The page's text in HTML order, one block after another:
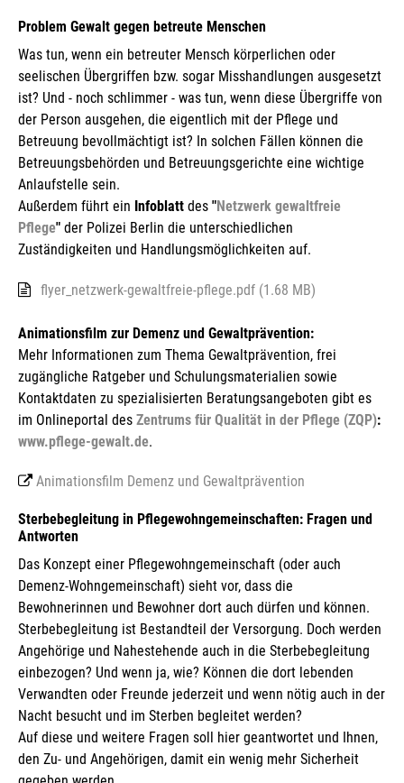
Problem Gewalt gegen betreute Menschen
Was tun, wenn ein betreuter Mensch körperlichen oder
seelischen Übergriffen bzw. sogar Misshandlungen ausgesetzt
ist? Und - noch schlimmer - was tun, wenn diese Übergriffe von
der Person ausgehen, die eigentlich mit der Pflege und
Betreuung bevollmächtigt ist? In solchen Fällen können die
Betreuungsbehörden und Betreuungsgerichte eine wichtige
Anlaufstelle sein.
Außerdem führt ein Infoblatt des "Netzwerk gewaltfreie
Pflege" der Polizei Berlin die unterschiedlichen
Zuständigkeiten und Handlungsmöglichkeiten auf.
flyer_netzwerk-gewaltfreie-pflege.pdf (1.68 MB)
Animationsfilm zur Demenz und Gewaltprävention:
Mehr Informationen zum Thema Gewaltprävention, frei
zugängliche Ratgeber und Schulungsmaterialien sowie
Kontaktdaten zu spezialisierten Beratungsangeboten gibt es
im Onlineportal des Zentrums für Qualität in der Pflege (ZQP):
www.pflege-gewalt.de.
Animationsfilm Demenz und Gewaltprävention
Sterbebegleitung in Pflegewohngemeinschaften: Fragen und
Antworten
Das Konzept einer Pflegewohngemeinschaft (oder auch
Demenz-Wohngemeinschaft) sieht vor, dass die
Bewohnerinnen und Bewohner dort auch dürfen und können.
Sterbebegleitung ist Bestandteil der Versorgung. Doch werden
Angehörige und Nahestehende auch in die Sterbebegleitung
einbezogen? Und wenn ja, wie? Können die dort lebenden
Verwandten oder Freunde jederzeit und wenn nötig auch in der
Nacht besucht und im Sterben begleitet werden?
Auf diese und weitere Fragen soll hier geantwortet und Ihnen,
den Zu- und Angehörigen, damit ein wenig mehr Sicherheit